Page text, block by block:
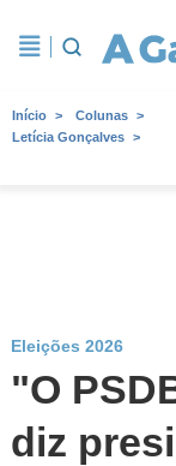
Início
Colunas
Letícia Gonçalves
Eleições 2026
"O
diz